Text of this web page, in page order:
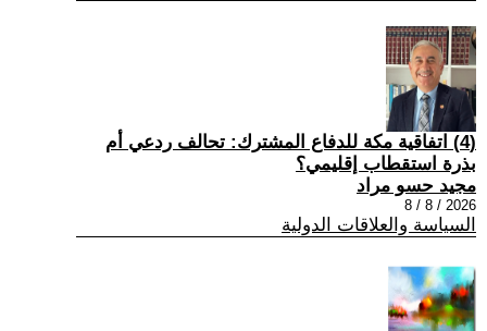
(4) اتفاقية مكة للدفاع المشترك: تحالف ردعي أم
بذرة استقطاب إقليمي؟
مجيد حسو مراد
2026 / 8 / 8
السياسة والعلاقات الدولية